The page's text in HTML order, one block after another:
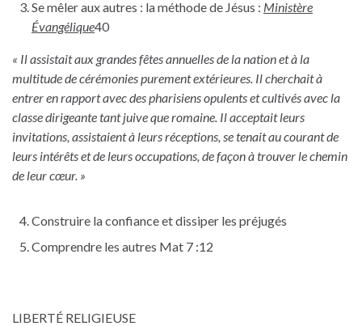
Se mêler aux autres : la méthode de Jésus : Ministère
Évangélique40
« Il assistait aux grandes fêtes annuelles de la nation et à la
multitude de cérémonies purement extérieures. Il cherchait à
entrer en rapport avec des pharisiens opulents et cultivés avec la
classe dirigeante tant juive que romaine. Il acceptait leurs
invitations, assistaient à leurs réceptions, se tenait au courant de
leurs intérêts et de leurs occupations, de façon à trouver le chemin
de leur cœur. »
Construire la confiance et dissiper les préjugés
Comprendre les autres Mat 7 :12
LIBERTÉ RELIGIEUSE